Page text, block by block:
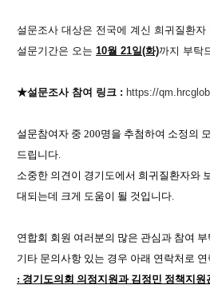
설문조사 대상은 전국에 계신 희귀질환자
설문기간은 오는 10월 21일(화)까지 부탁
★설문조사 참여 링크 : https://
설문참여자 중 200명을 추첨하여 소정의
드립니다.
소중한 의견이 경기도에서 희귀질환자와
대되는데 크게 도움이 될 것입니다.
연합회 회원 여러분의 많은 관심과 참여
기타 문의사항 있는 경우 아래 연락처로
: 경기도의회 의정지원과 김정민 정책지원